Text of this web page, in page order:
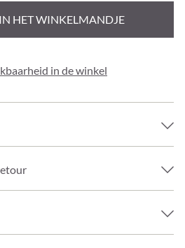
IN HET WINKELMANDJE
in de winkel